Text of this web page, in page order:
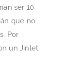
ser 10
que no
Por
un Jinlet